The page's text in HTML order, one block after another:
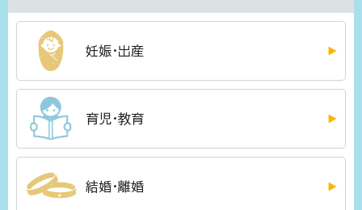
妊娠・出産
育児・教育
結婚・離婚